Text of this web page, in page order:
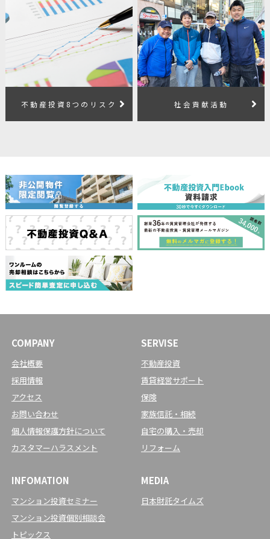
不動産投資8つのリスク 社会貢献活動
COMPANY
会社概要
採用情報
アクセス
お問い合わせ
個人情報保護方針について
カスタマーハラスメント
SERVISE
不動産投資
賃貸経営サポート
保険
家族信託・相続
自宅の購入・売却
リフォーム
INFOMATION
マンション投資セミナー
マンション投資個別相談会
トピックス
MEDIA
日本財託タイムズ